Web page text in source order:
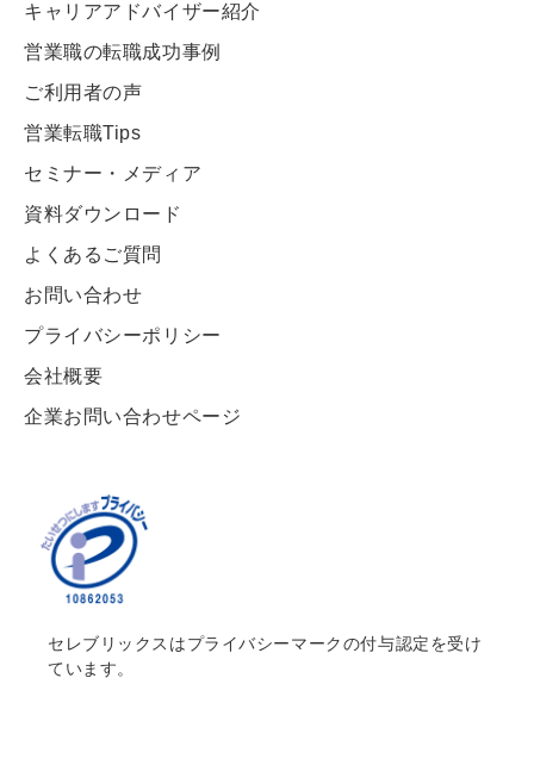
キャリアアドバイザー紹介
営業職の転職成功事例
ご利用者の声
営業転職Tips
セミナー・メディア
資料ダウンロード
よくあるご質問
お問い合わせ
プライバシーポリシー
会社概要
企業お問い合わせページ
セレブリックスはプライバシーマークの付与認定を受け
ています。